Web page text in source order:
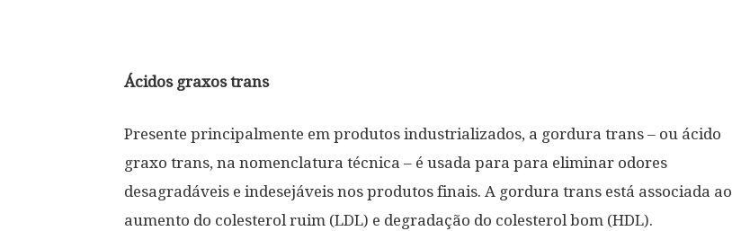
Ácidos graxos trans
Presente principalmente em produtos industrializados, a gordura trans – ou ácido
graxo trans, na nomenclatura técnica – é usada para para eliminar odores
desagradáveis e indesejáveis nos produtos finais. A gordura trans está associada ao
aumento do colesterol ruim (LDL) e degradação do colesterol bom (HDL).